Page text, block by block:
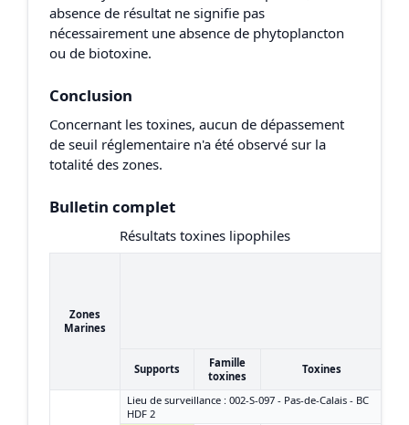
absence de résultat ne signifie pas
nécessairement une absence de phytoplancton
ou de biotoxine.
Conclusion
Concernant les toxines, aucun de dépassement
de seuil réglementaire n'a été observé sur la
totalité des zones.
Bulletin complet
Résultats toxines lipophiles
Zones
Marines
Supports
Famille
toxines
Toxines
Lieu de surveillance : 002-S-097 - Pas-de-Calais - BC
HDF 2